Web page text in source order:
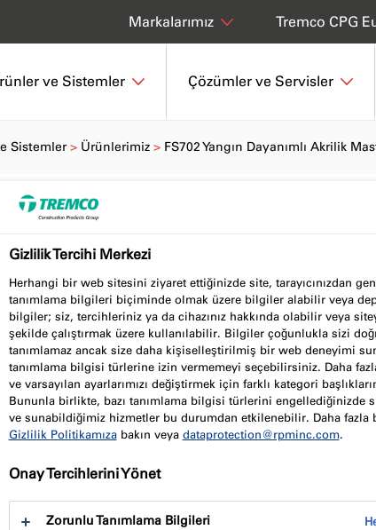
ve Sistemler Çözümler ve Servisler
Tremco CPG
Markalarımız
Akrilik
Sistemler Ürünlerimiz FS702 Yangın Dayanımlı Akrilik
Ürün avantajları
Gizlilik Tercihi Merkezi
Herhangi bir web sitesini ziyaret ettiğinizde site, tarayıcınızdan
tanımlama bilgileri biçiminde olmak üzere bilgiler alabilir veya
bilgiler; siz, tercihleriniz ya da cihazınız hakkında olabilir veya
şekilde çalıştırmak üzere kullanılabilir. Bilgiler çoğunlukla sizi
tanımlamaz ancak size daha kişiselleştirilmiş bir web deneyimi
tanımlama bilgisi türlerine izin vermemeyi seçebilirsiniz. Daha
ve varsayılan ayarlarımızı değiştirmek için farklı kategori
Bununla birlikte, bazı tanımlama bilgisi türlerini engellediğinizde
ve sunabildiğimiz hizmetler bu durumdan etkilenebilir. Daha fazla
Gizlilik Politikamızabakın veya dataprotection@rpminc.com.
Onay Tercihlerini Yönet
Zorunlu Tanımlama Bilgileri